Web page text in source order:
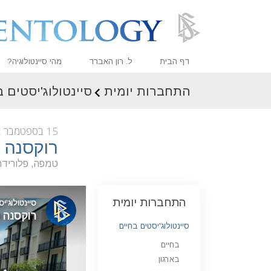
דף הבית ל. רון האברד מהי סיינטולוגיה?
אמונות ועיסוק
מה סיינטולוגים
פגוש סיינטולוג
העקרונות הבסיסיים
מבוא לדיאנטיקה
אהבה ושנאה –
מהי גדוּלה?
התחברות יומית סיינטולוג'יסטים
15 בספטמבר 2022
טמפה,
התחברות יומית
סיינטולוג'יסטים בחיים
בחיים
בארגון